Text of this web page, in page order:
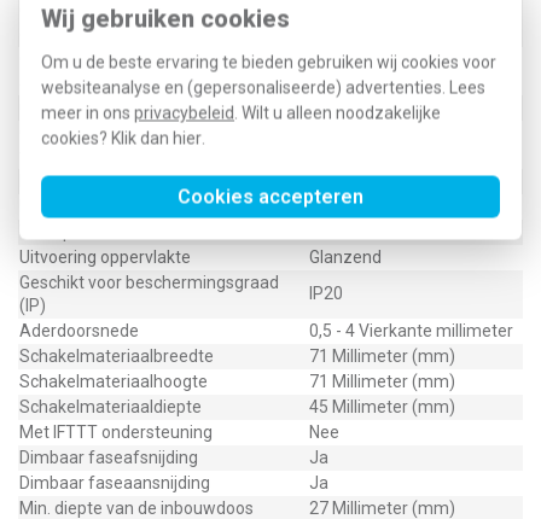
Wij gebruiken cookies
Om u de beste ervaring te bieden gebruiken wij cookies voor
websiteanalyse en (gepersonaliseerde) advertenties. Lees
meer in ons privacybeleid. Wilt u alleen noodzakelijke
cookies? Klik dan hier.
Cookies accepteren
Geschikt voor toepassing met IR-
drukker
Geschikt voor toepassing met
aanwezigheidsmelder
Nee
Geschikt voor toepassing met drukkerNee
Geschikt voor toepassing met
Nom. vermogen
20 - 420 Voltampère
230 Volt
Transparant
Uitvoering oppervlakte
Glanzend
Geschikt voor beschermingsgraad
(IP)
IP20
Aderdoorsnede
0,5 - 4 Vierkante millimeter
Schakelmateriaalbreedte
71 Millimeter (mm)
Schakelmateriaalhoogte
71 Millimeter (mm)
Schakelmateriaaldiepte
45 Millimeter (mm)
Met IFTTT ondersteuning
Nee
Dimbaar faseafsnijding
Ja
Dimbaar faseaansnijding
Ja
Min. diepte van de inbouwdoos
27 Millimeter (mm)